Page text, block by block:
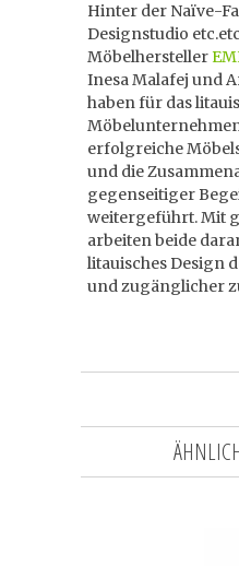
Hinter der Naïve-
Designstudio
Möbelhersteller
Inesa Malafej und
haben für das
erfolgreiche
und die
gegenseitiger
weitergeführt. Mit
arbeiten beide
litauisches Design
und zugänglicher